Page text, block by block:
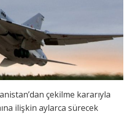
çekilme kararıyla
ilişkin aylarca sürecek